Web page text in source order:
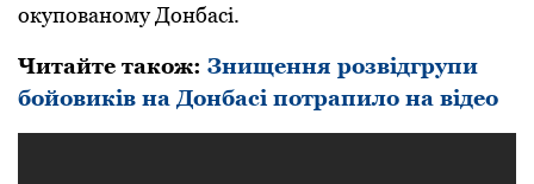
oкупoвaнoму Дoнбaсі.
Читайте також: Знищення розвідгрупи
бойовиків на Донбасі потрапило на відео